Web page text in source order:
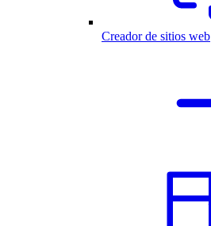
Creador de sitios web